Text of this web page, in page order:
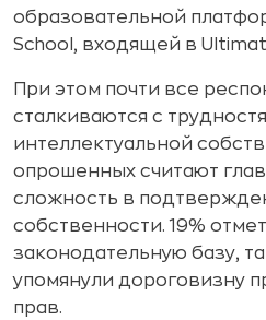
образовательной
School, входящей в
При этом почти все
сталкиваются с
интеллектуальной
опрошенных считают
сложность в
собственности. 19%
законодательную базу,
упомянули дороговизну
прав.